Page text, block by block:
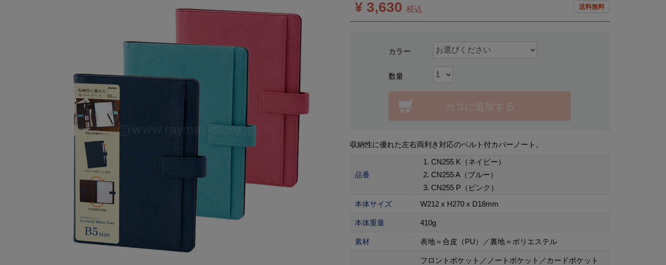
¥ 3,630 税込 送料無料
カラー
数量
カゴに追加する
収納性に優れた左右両利き対応のベルト付カバーノート。
品番
CN255 K（ネイビー）
CN255 A（ブルー）
CN255 P（ピンク）
本体サイズ
W212 x H270 x D18mm
本体重量 410g
素材 表地＝合皮（PU）／裏地＝ポリエステル
フロントポケット／ノートポケット／カードポケット